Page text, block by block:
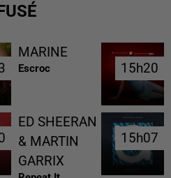
MARINE
Escroc 15h20
15h20
ED SHEERAN
& MARTIN
GARRIX
15h07
15h07